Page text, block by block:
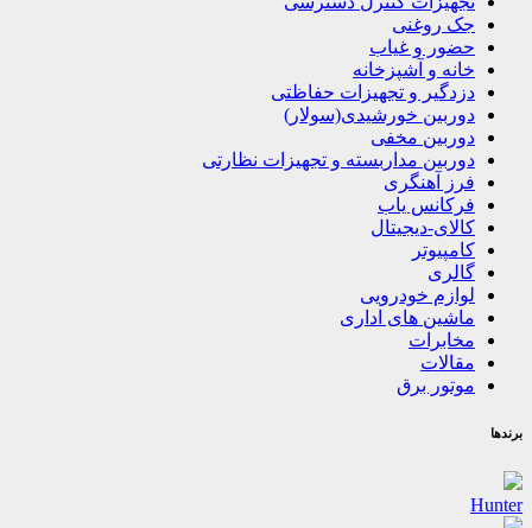
جک روغنی
حضور و غیاب
خانه و آشپزخانه
دزدگیر و تجهیزات حفاظتی
دوربین خورشیدی(سولار)
دوربین مخفی
دوربین مداربسته و تجهیزات نظارتی
فرز آهنگری
فرکانس یاب
کالای-دیجیتال
کامپیوتر
گالری
لوازم خودرویی
ماشین های اداری
مخابرات
مقالات
موتور برق
برندها
Hunter